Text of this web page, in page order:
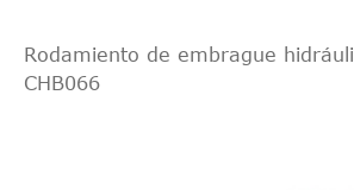
Rodamiento de embrague
CHB066